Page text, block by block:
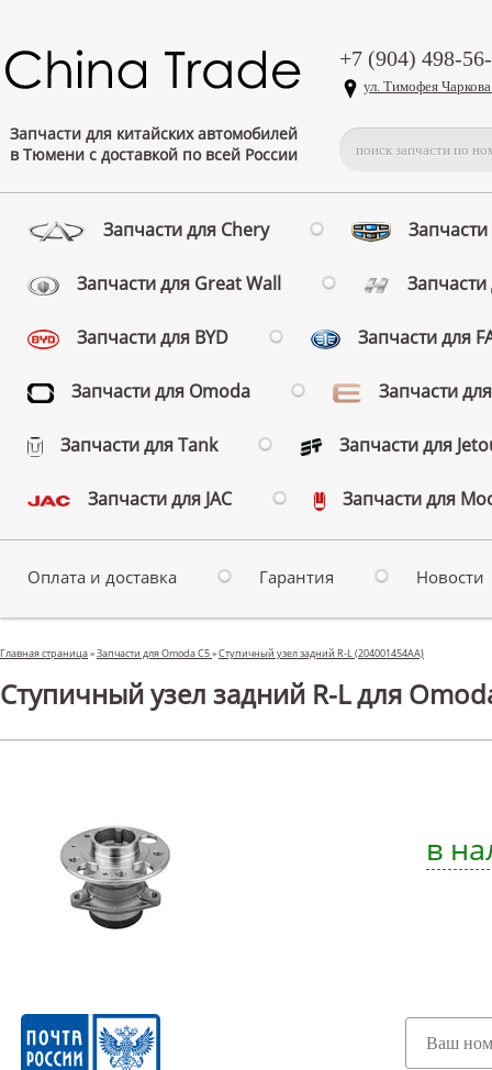
Запчасти для китайских автомобилей
в Тюмени с доставкой по всей России
+7 (904) 498-
ул. Тимофея
Запчасти для Chery
Запчасти для Great Wall
Запчасти для BYD Запчасти для
Запчасти для Omoda Запчасти
Запчасти для Tank Запчасти для
Запчасти для JAC Запчасти для
Оплата и доставка Гарантия Новости
Главная страница»Запчасти для Omoda C5»Ступичный узел задний R-L (204001454AA)
Ступичный узел задний R-L для
в